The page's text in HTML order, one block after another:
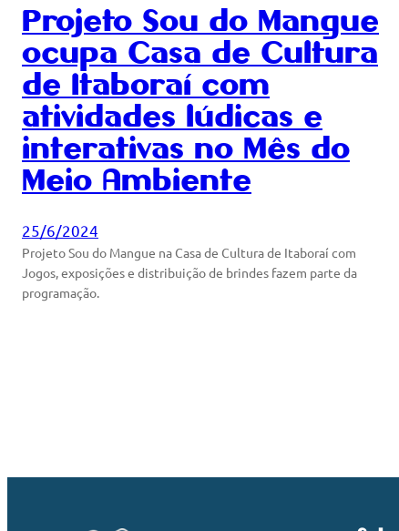
Projeto Sou do Mangue
ocupa Casa de Cultura
de Itaboraí com
atividades lúdicas e
interativas no Mês do
Meio Ambiente
25/6/2024
Projeto Sou do Mangue na Casa de Cultura de Itaboraí com
Jogos, exposições e distribuição de brindes fazem parte da
programação.